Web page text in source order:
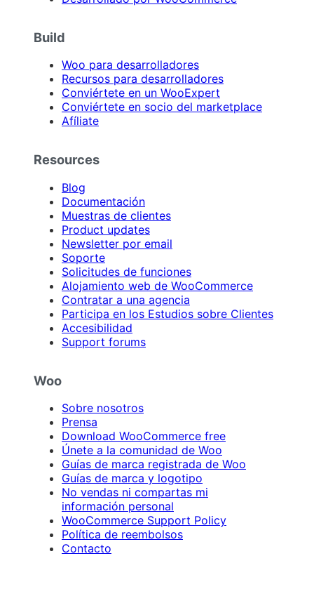
Build
Woo para desarrolladores
Recursos para desarrolladores
Conviértete en un WooExpert
Conviértete en socio del marketplace
Afíliate
Resources
Blog
Documentación
Muestras de clientes
Product updates
Newsletter por email
Soporte
Solicitudes de funciones
Alojamiento web de WooCommerce
Contratar a una agencia
Participa en los Estudios sobre Clientes
Accesibilidad
Support forums
Woo
Sobre nosotros
Prensa
Download WooCommerce free
Únete a la comunidad de Woo
Guías de marca registrada de Woo
Guías de marca y logotipo
No vendas ni compartas mi
información personal
WooCommerce Support Policy
Política de reembolsos
Contacto